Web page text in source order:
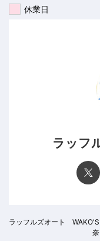
休業日
ラッフ
ラッフルズオート
奈